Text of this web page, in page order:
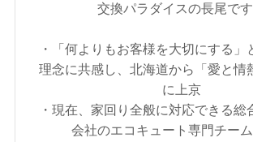
交換パラダイスの長尾です
・「何よりもお客様を大切にする」
理念に共感し、北海道から「愛と情
に上京
・現在、家回り全般に対応できる総
会社のエコキュート専門チー